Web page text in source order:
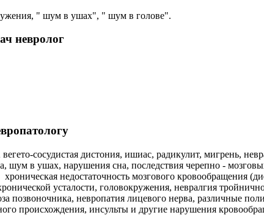
" шум в ушах", " шум в голове".
невролог
сосудистая дистония, ишиас, радикулит, мигрень,
шум в ушах, нарушения сна, последствия черепно -
недостаточность мозгового кровообращения
усталости, головокружения, невралгия
позвоночника, невропатия лицевого нерва, различные
происхождения, инсульты и другие нарушения